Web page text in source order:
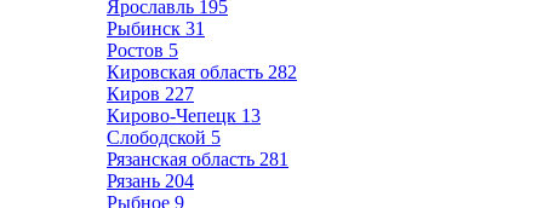
Ярославль 195
Рыбинск 31
Ростов 5
Кировская область 282
Киров 227
Кирово-Чепецк 13
Слободской 5
Рязанская область 281
Рязань 204
Рыбное 9